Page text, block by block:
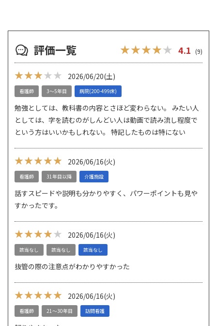
評価一覧 ★★★★★
★★★★★ 4.1 (9)
★★★
★★★★★ 2026/06/20(土)
看護師 3～5年目 病院(200-499床)
勉強としては、教科書の内容とさほど変わらない。 みたい人
としては、字を読むのがしんどい人は動画で読み流し程度で
という方はいいかもしれない。 特記したものは特にない
★★★★★
★★★★★ 2026/06/16(火)
看護師 31年目以降 介護施設
話すスピードや説明も分かりやすく、パワーポイントも見や
すかったです。
★★★★
★★★★★ 2026/06/16(火)
該当なし 該当なし 該当なし
抜管の際の注意点がわかりやすかった
★★★★★
★★★★★ 2026/06/16(火)
看護師 21～30年目 訪問看護